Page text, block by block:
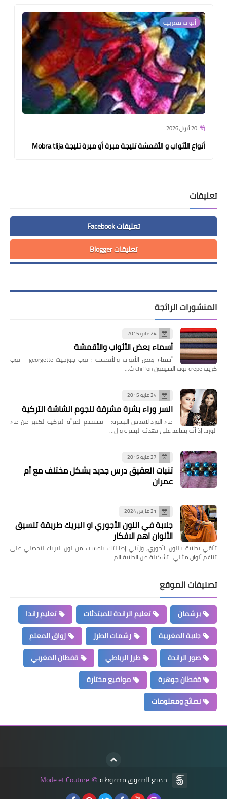
أثواب مغربية
20 أبريل 2026
أنواع الأثواب و الأقمشة تليجة مبرة أو مبرة تليجة Mobra tlija
تعليقات
تعليقات Facebook
تعليقات Blogger
المنشورات الرائجة
24 مايو 2015
أسماء بعض الأثواب والأقمشة
أسماء بعض الأثواب والأقمشة : ثوب جورجيت georgette ثوب
كريب crepe ثوب الشيفون chiffon ث…
24 مايو 2015
السر وراء بشرة مشرقة لنجوم الشاشة التركية
ماء الورد لانعاش البشرة: تستخدم المرأة التركية الكثير من ماء
الورد، إذ أنّه يساعد على تهدئة البشرة وال…
27 مايو 2015
تنبات العقيق درس جديد بشكل مختلف مع أم
عمران
21 مارس 2024
جلابة في اللون الأجوري او البريك طريقة تنسيق
الألوان اهم الافكار
تألقي بجلابة باللون الأجوري، وزيّني إطلالتك بلمسات من لون البريك لتحصلي على
تناغم ألوان مثالي. تشكيلة من الجلابة الم…
تصنيفات الموقع
برشمان تعليم الراندة للمبتدئات
تعليم راندا
جلابة المغربية
رشمات الطرز
زواق المعلم
صور الراندة
طرز الرباطي
قفطان المغربي
قفطان جوهرة
مواضيع مختارة
نصائح ومعلومات
جميع الحقوق محفوظة ©
Mode et Couture